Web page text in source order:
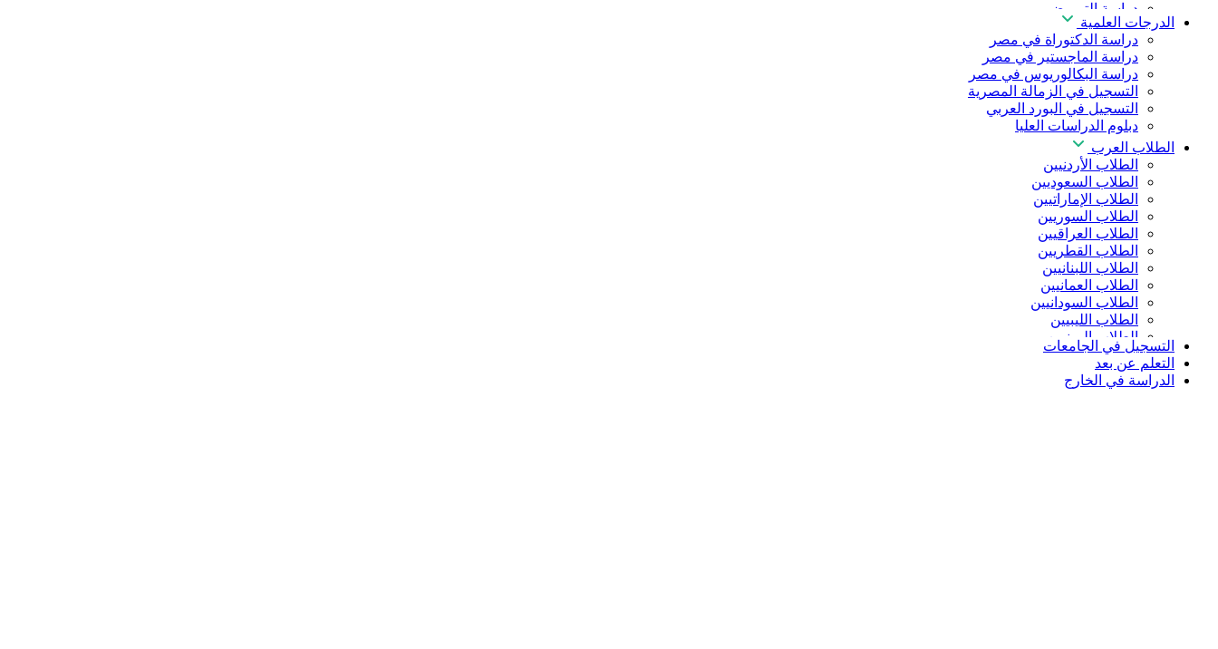
دراسة التمريض
دراسة طب الأسنان
دراسة الصيدلة
دراسة العلوم الصحية
دراسة العلاج الطبيعي
دراسة الذكاء الاصطناعي
دراسة الأمن السيبراني
الدرجات العلمية
دراسة الدكتوراة في مصر
دراسة الماجستير في مصر
دراسة البكالوريوس في مصر
التسجيل في الزمالة المصرية
التسجيل في البورد العربي
دبلوم الدراسات العليا
الطلاب العرب
الطلاب الأردنيين
الطلاب السعوديين
الطلاب الإماراتيين
الطلاب السوريين
الطلاب العراقيين
الطلاب القطريين
الطلاب اللبنانيين
الطلاب العمانيين
الطلاب السودانيين
الطلاب الليبيين
الطلاب اليمنيين
التسجيل في الجامعات
التعلم عن بعد
الدراسة في الخارج